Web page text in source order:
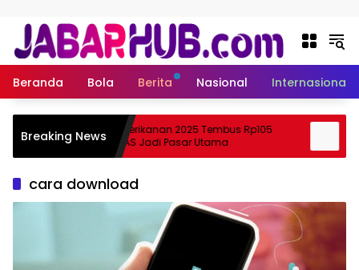
Beranda Bola Berita Nasional Internasional
Breaking NewsEkspor Perikanan 2025 Tembus Rp105
Triliun, AS Jadi Pasar Utama
cara download